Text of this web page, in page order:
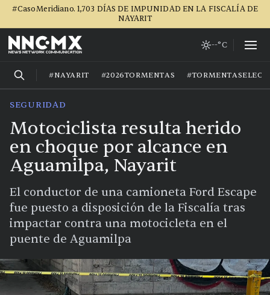
#CasoMeridiano. 1,703 DÍAS DE IMPUNIDAD EN LA FISCALÍA DE
NAYARIT
--°C
#NAYARIT #2026TORMENTAS
SEGURIDAD
Motociclista resulta herido
en choque por alcance en
Aguamilpa, Nayarit
El conductor de una camioneta Ford Escape
fue puesto a disposición de la Fiscalía tras
impactar contra una motocicleta en el
puente de Aguamilpa